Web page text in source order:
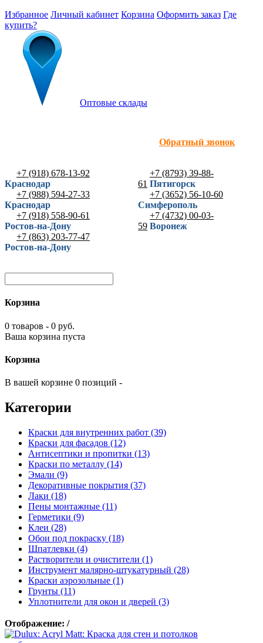
Избранное Личный кабинет Корзина Оформить заказ Где
купить?
Оптовые склады
Обратный звонок
+7 (918) 678-13-92
Краснодар
+7 (988) 594-27-33
Краснодар
+7 (918) 558-90-61
Ростов-на-Дону
+7 (863) 203-77-47
Ростов-на-Дону
+7 (8793) 39-88-
61 Пятигорск
+7 (3652) 56-10-60
Симферополь
+7 (4732) 00-03-
59 Воронеж
Корзина
0 товаров - 0 руб.
Ваша корзина пуста
Корзина
В вашей корзине 0 позиций -
Категории
Краски для внутренних работ (39)
Краски для фасадов (12)
Антисептики и пропитки (13)
Краски по металлу (14)
Эмали (9)
Декоративные покрытия (37)
Лаки (18)
Пены монтажные (11)
Герметики (9)
Клеи (28)
Обои под покраску (18)
Шпатлевки (4)
Растворители и очистители (1)
Инструмент малярно-штукатурный (28)
Краски аэрозольные (1)
Грунты (11)
Уплотнители для окон и дверей (3)
Отображение: /